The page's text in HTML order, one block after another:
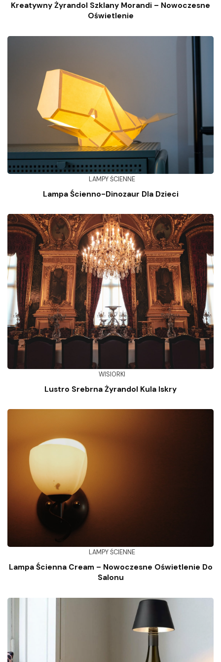
Kreatywny Żyrandol Szklany Morandi – Nowoczesne
Oświetlenie
LAMPY ŚCIENNE
Lampa Ścienno-Dinozaur Dla Dzieci
WISIORKI
Lustro Srebrna Żyrandol Kula Iskry
LAMPY ŚCIENNE
Lampa Ścienna Cream – Nowoczesne Oświetlenie Do
Salonu